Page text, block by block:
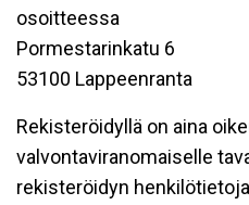
osoitteessa
Pormestarinkatu 6
53100 Lappeenranta
Rekisteröidyllä on aina
valvontaviranomaiselle
rekisteröidyn